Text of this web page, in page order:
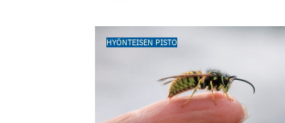
HYÖNTEISEN PISTO